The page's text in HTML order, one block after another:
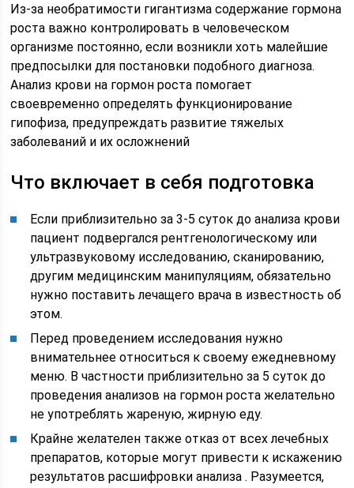
Из-за необратимости гигантизма содержание гормона
роста важно контролировать в человеческом
организме постоянно, если возникли хоть малейшие
предпосылки для постановки подобного диагноза.
Анализ крови на гормон роста помогает
своевременно определять функционирование
гипофиза, предупреждать развитие тяжелых
заболеваний и их осложнений
Что включает в себя подготовка
Если приблизительно за 3-5 суток до анализа крови
пациент подвергался рентгенологическому или
ультразвуковому исследованию, сканированию,
другим медицинским манипуляциям, обязательно
нужно поставить лечащего врача в известность об
этом.
Перед проведением исследования нужно
внимательнее относиться к своему ежедневному
меню. В частности приблизительно за 5 суток до
проведения анализов на гормон роста желательно
не употреблять жареную, жирную еду.
Крайне желателен также отказ от всех лечебных
препаратов, которые могут привести к искажению
результатов расшифровки анализа . Разумеется,